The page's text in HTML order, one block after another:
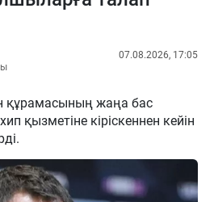
07.08.2026, 17:05
құрамасының жаңа бас
қызметіне кіріскеннен кейін